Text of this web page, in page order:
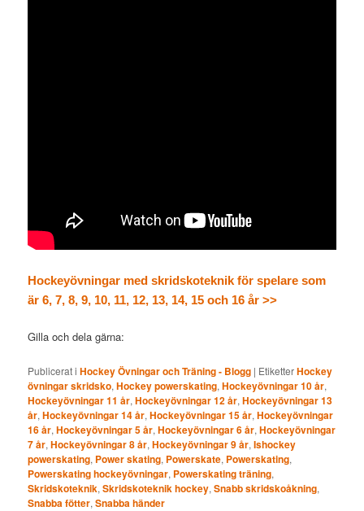
Hockeyövningar med skridskoteknik för spelare som
är 6, 7, 8, 9, 10, 11, 12, 13, 14, 15 och 16 år >>
Gilla och dela gärna:
Publicerat i Hockey Övningar och Träning - Blogg | EtiketterHockey
övningar skridsko,Hockey powerskating,Hockeyövningar 10 år,
Hockeyövningar 11 år,Hockeyövningar 12 år,Hockeyövningar 13
år,Hockeyövningar 14 år,Hockeyövningar 15 år,Hockeyövningar
16 år,Hockeyövningar 5 år,Hockeyövningar 6 år,Hockeyövningar
7 år,Hockeyövningar 8 år,Hockeyövningar 9 år,Ishockey
powerskating, Power skating, Powerskate, Powerskating,
Powerskating hockeyövningar, Powerskating träning,
Skridskoteknik,Skridskoteknik hockey,Snabb skridskoåkning,
Snabba fötter,Snabba händer